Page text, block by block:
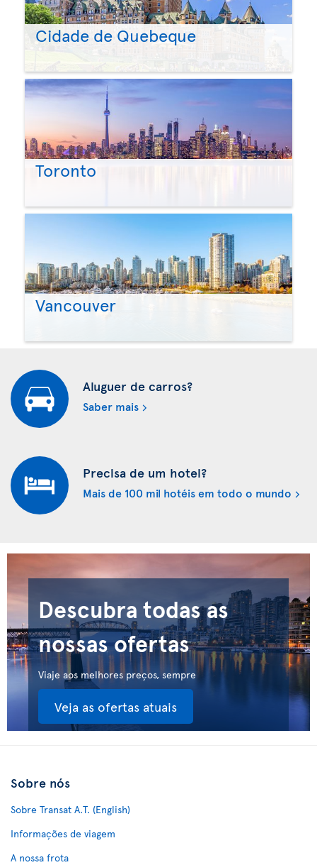
Cidade de Quebeque
Toronto
Vancouver
Aluguer de carros?
Saber mais
Precisa de um hotel?
Mais de 100 mil hotéis em todo o mundo
Descubra todas as
nossas ofertas
Viaje aos melhores preços, sempre
Veja as ofertas atuais
Sobre nós
Sobre Transat A.T. (English)
Informações de viagem
A nossa frota